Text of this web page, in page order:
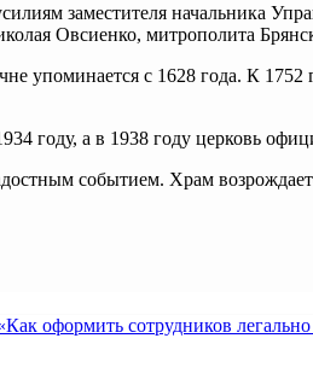
заместителя начальника
Овсиенко, митрополита
упоминается с 1628 года. К
году, а в 1938 году церковь
событием. Храм